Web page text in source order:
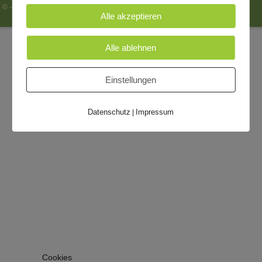
© - 2026 Hospiz Wolfen -
Cookies
Alle akzeptieren
Alle ablehnen
Einstellungen
Datenschutz Impressum